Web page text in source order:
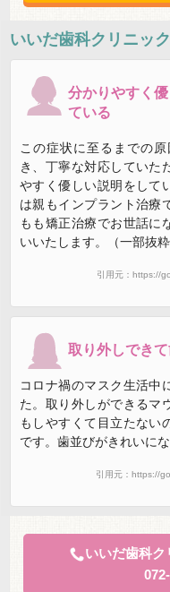
いいだ歯科クリニック
分かりやすく
ている
この症状に至るまでの
き、丁寧な対応していた
やすく優しい説明をして
は親もインプラント治療
もも矯正治療でお世話に
いいたします。（一部抜粋
引用元：https://
取り外しでき
コロナ禍のマスク生活中
た。取り外しができるマ
もしやすくて目立たない
です。歯並びがきれいに
引用元：https://
いいだ歯科